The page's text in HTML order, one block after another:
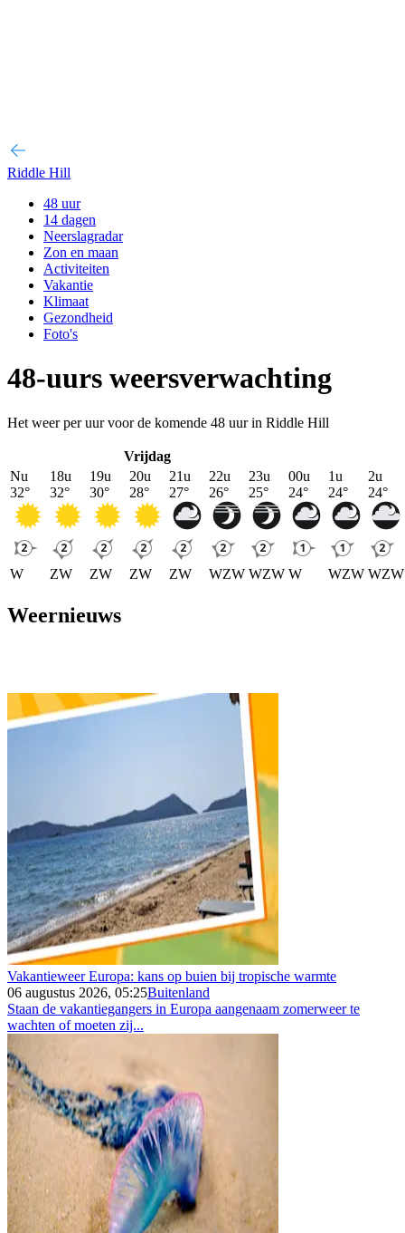
Riddle Hill
48 uur
14 dagen
Neerslagradar
Zon en maan
Activiteiten
Vakantie
Klimaat
Gezondheid
Foto's
48-uurs weersverwachting
Het weer per uur voor de komende 48 uur in Riddle Hill
Vrijdag
Nu
32°
W
18u
32°
ZW
19u
30°
ZW
20u
28°
ZW
21u
27°
ZW
22u
26°
WZW
23u
25°
WZW
00u
24°
W
1u
24°
WZW
2u
24°
WZW
Weernieuws
Vakantieweer Europa: kans op buien bij tropische warmte
06 augustus 2026, 05:25Buitenland
Staan de vakantiegangers in Europa aangenaam zomerweer te
wachten of moeten zij...